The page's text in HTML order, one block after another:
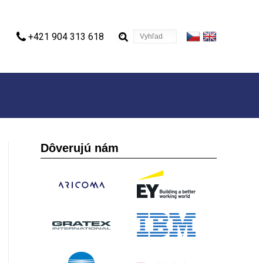
Vyhľadávanie
+421 904 313 618
Dôverujú nám